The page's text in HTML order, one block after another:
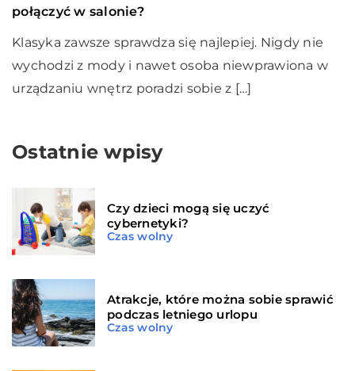
połączyć w salonie?
Klasyka zawsze sprawdza się najlepiej. Nigdy nie
wychodzi z mody i nawet osoba niewprawiona w
urządzaniu wnętrz poradzi sobie z […]
Ostatnie wpisy
Czy dzieci mogą się uczyć
cybernetyki?
Czas wolny
Atrakcje, które można sobie sprawić
podczas letniego urlopu
Czas wolny